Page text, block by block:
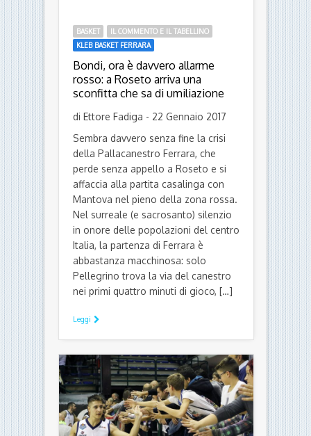
BASKET
IL COMMENTO E IL TABELLINO
KLEB BASKET FERRARA
Bondi, ora è davvero allarme
rosso: a Roseto arriva una
sconfitta che sa di umiliazione
di Ettore Fadiga - 22 Gennaio 2017
Sembra davvero senza fine la crisi
della Pallacanestro Ferrara, che
perde senza appello a Roseto e si
affaccia alla partita casalinga con
Nel surreale (e sacrosanto) silenzio
abbastanza macchinosa: solo
Pellegrino trova la via del canestro
nei primi quattro minuti di gioco, […]
Leggi